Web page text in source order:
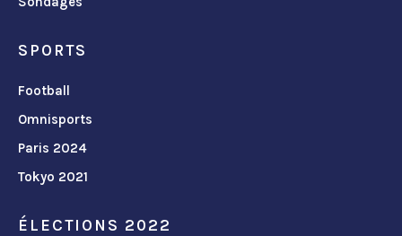
SPORTS
Football
Omnisports
Paris 2024
Tokyo 2021
ÉLECTIONS 2022